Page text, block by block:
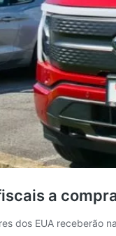
a
dos EUA receberão